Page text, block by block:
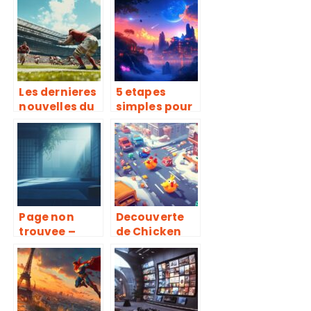
sportifs non
regule :
conseils et
precautions
es pour suivre
la meteo en
temps reel
Les dernieres
nouvelles du
tournois des
6 nations
5 etapes
simples pour
commander
votre velo en
ligne sur
cycles-
rigobert.com
Page non
trouvee –
Espace
Martial :
Strategies
avancees
pour reduire
Decouverte
de Chicken
Road 2 : un jeu
a succes et
ses strategies
gagnantes